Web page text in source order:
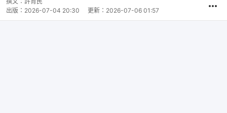
出版： 2026-07-04 20:30 更新： 2026-07-06 01:57